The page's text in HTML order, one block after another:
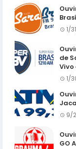
1/
de
Vivo
1/
9/
GO